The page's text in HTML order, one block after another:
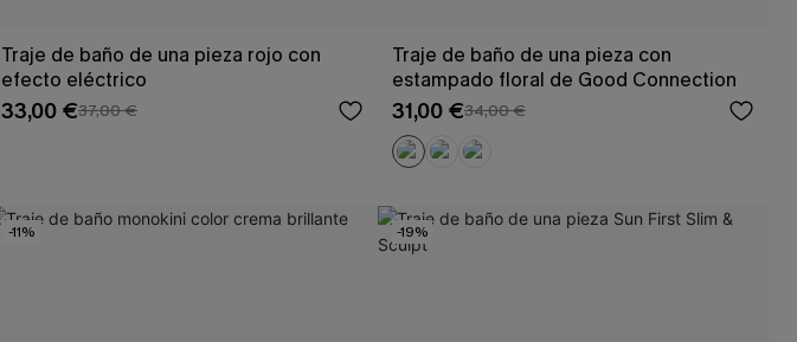
Traje de baño de una pieza rojo con
efecto eléctrico
33,00 €37,00 €
Traje de baño de una pieza con
estampado floral de Good Connection
31,00 €34,00 €
-11% -19%